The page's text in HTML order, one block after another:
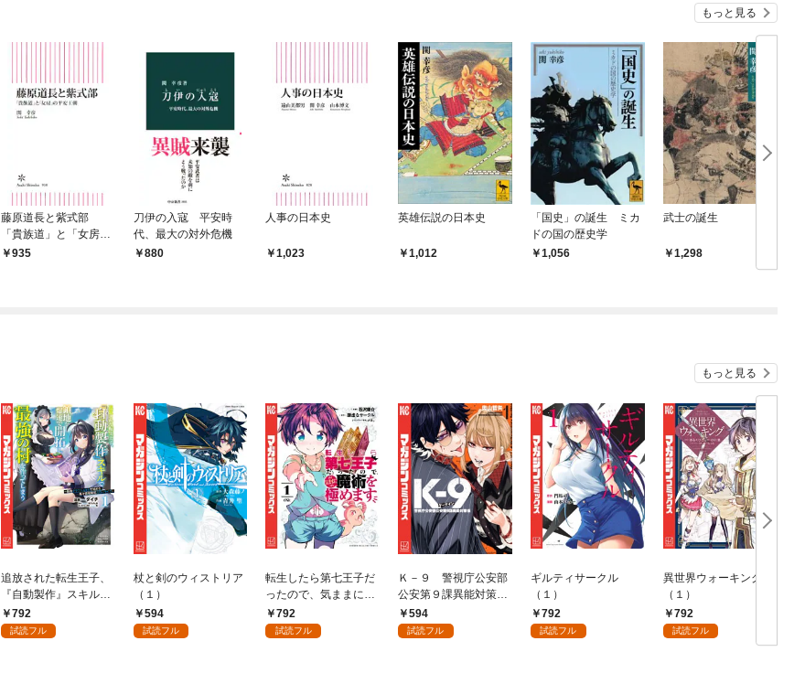
もっと見る
藤原道長と紫式部
「貴族道」と「女房」
の平安王朝
935
刀伊の入寇 平安時
代、最大の対外危機
880
人事の日本史
1,023
英雄伝説の日本史
1,012
「国史」の誕生 ミカ
ドの国の歴史学
1,056
武士の誕生
1,298
もっと見る
追放された転生王子、
『自動製作』スキルで
領地を爆速で開拓し最
強の村を作ってしまう
792
試読フル
杖と剣のウィストリア
（１）
594
試読フル
転生したら第七王子だ
ったので、気ままに魔
術を極めます（１）
792
試読フル
Ｋ－９ 警視庁公安部
公安第９課異能対策係
（１）
594
試読フル
ギルティサークル
（１）
792
試読フル
異世界ウォーキング
（１）
792
試読フル